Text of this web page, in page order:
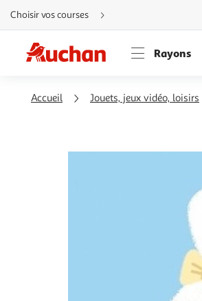
Aller
directement
au
Aller
directement
à
Aller
directement
Choisir vos courses
Rayons
Accueil Jouets, jeux vidéo, loisirs